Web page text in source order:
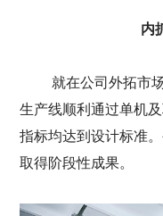
内
就在公司外拓市
生产线顺利通过单机
指标均达到设计标准
取得阶段性成果。